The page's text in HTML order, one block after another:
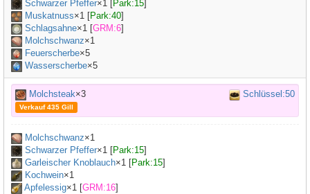
Schwarzer Pfeffer×1 [Park:15]
Muskatnuss×1 [Park:40]
Schlagsahne×1 [GRM:6]
Molchschwanz×1
Feuerscherbe×5
Wasserscherbe×5
Molchsteak×3 Schlüssel:50
Verkauf 435 Gill
Molchschwanz×1
Schwarzer Pfeffer×1 [Park:15]
Garleischer Knoblauch×1 [Park:15]
Kochwein×1
Apfelessig×1 [GRM:16]